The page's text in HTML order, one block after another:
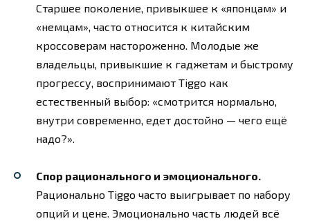
Старшее поколение, привыкшее к «японцам» и
«немцам», часто относится к китайским
кроссоверам настороженно. Молодые же
владельцы, привыкшие к гаджетам и быстрому
прогрессу, воспринимают Tiggo как
естественный выбор: «смотрится нормально,
внутри современно, едет достойно — чего ещё
надо?».
Спор рационального и эмоционального.
Рационально Tiggo часто выигрывает по набору
опций и цене. Эмоционально часть людей всё